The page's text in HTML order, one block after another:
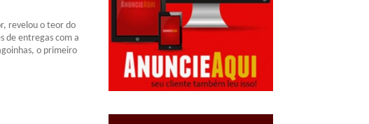
revelou o teor do
de entregas com a
o primeiro